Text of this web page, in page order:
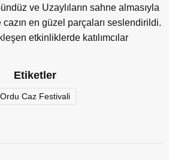
ve Uzaylıların sahne almasıyla
en güzel parçaları seslendirildi.
etkinliklerde katılımcılar
Etiketler
Ordu Caz Festivali